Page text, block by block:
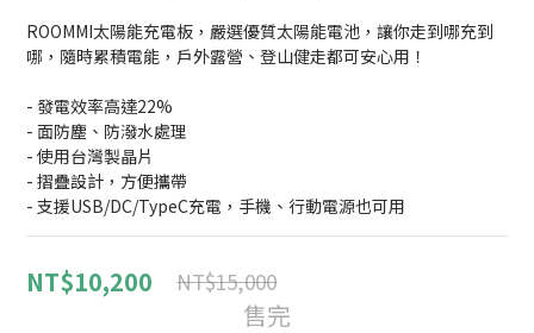
ROOMMI太陽能充電板，嚴選優質太陽能電池，讓你走到哪充到
哪，隨時累積電能，戶外露營、登山健走都可安心用！
- 發電效率高達22%
- 面防塵、防潑水處理
- 使用台灣製晶片
- 摺疊設計，方便攜帶
- 支援USB/DC/TypeC充電，手機、行動電源也可用
NT$10,200 NT$15,000
售完